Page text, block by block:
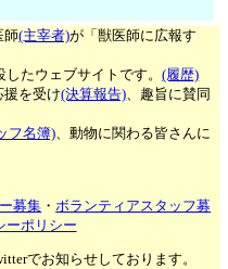
師(主宰者)が「獣医師に広報す
したウェブサイトです。(履歴)
援を受け(決算報告)、趣旨に賛同
フ名簿)、動物に関わる皆さんに
募集 ・ボランティアスタッフ募
ーポリシー
でお知らせしております。